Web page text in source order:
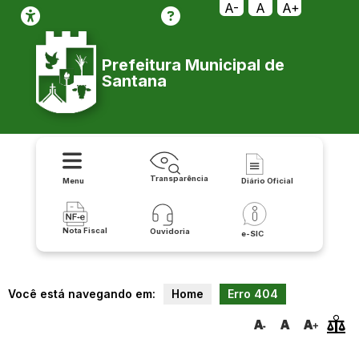
transparencia/repasses/publicacoes/ A- A A+
Prefeitura Municipal de
Santana
Menu Transparência Diário Oficial
Nota Fiscal Ouvidoria e-SIC
Você está navegando em: Home Erro 404